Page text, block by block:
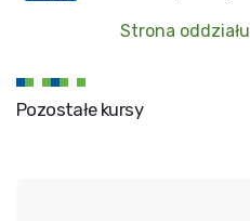
Strona oddziału
Pozostałe kursy